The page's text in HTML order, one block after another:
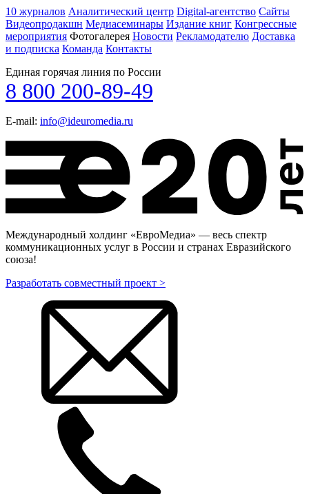
10 журналов Аналитический центр Digital-агентство Сайты
Видеопродакшн Медиасеминары Издание книг Конгрессные
мероприятия Фотогалерея Новости Рекламодателю Доставка
и подписка Команда Контакты
Единая горячая линия по России
8 800 200-89-49
E-mail: info@ideuromedia.ru
Международный холдинг «ЕвроМедиа» — весь спектр
коммуникационных услуг в России и странах Евразийского
союза!
Разработать совместный проект >